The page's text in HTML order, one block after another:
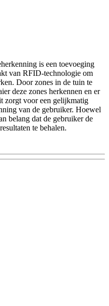
is een toevoeging
van RFID-technologie om
Door zones in de tuin te
deze zones herkennen en er
zorgt voor een gelijkmatig
van de gebruiker. Hoewel
belang dat de gebruiker de
te behalen.